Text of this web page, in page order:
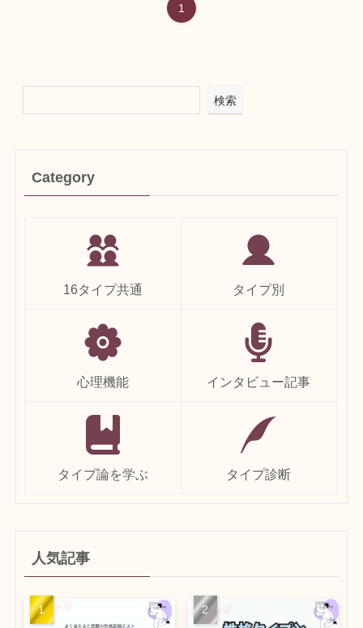
1
検索
Category
16タイプ共通 タイプ別
心理機能 インタビュー記事
タイプ論を学ぶ タイプ診断
人気記事